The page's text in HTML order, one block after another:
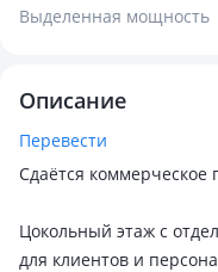
Выделенная мощность
Описание
Перевести
Сдаётся
Цокольный этаж с
для клиентов и